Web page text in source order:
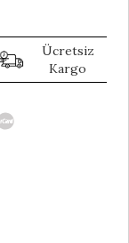
Ücretsiz
Kargo